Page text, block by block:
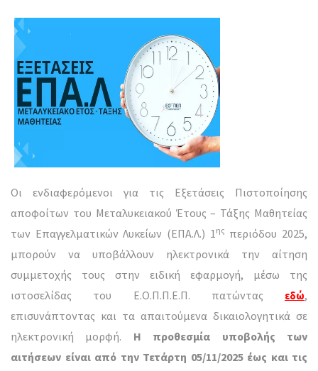
Οι ενδιαφερόμενοι για τις Εξετάσεις Πιστοποίησης
αποφοίτων του Μεταλυκειακού Έτους – Τάξης Μαθητείας
των Επαγγελματικών Λυκείων (ΕΠΑ.Λ.) 1 ης περιόδου 2025,
μπορούν να υποβάλλουν ηλεκτρονικά την αίτηση
συμμετοχής τους στην ειδική εφαρμογή, μέσω της
ιστοσελίδας του Ε.Ο.Π.Π.Ε.Π. πατώντας εδώ,
επισυνάπτοντας και τα απαιτούμενα δικαιολογητικά σε
ηλεκτρονική μορφή. Η προθεσμία υποβολής των
αιτήσεων είναι από την Τετάρτη 05/11/2025 έως και τις